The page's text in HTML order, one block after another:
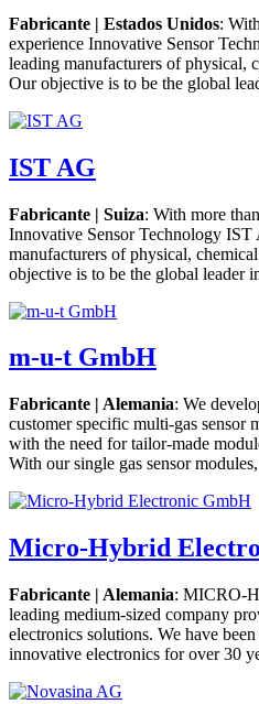
Fabricante | Estados Unidos:
experience Innovative Sensor
leading manufacturers of physical,
Our objective is to be the global
IST AG
Fabricante | Suiza: With more
Innovative Sensor Technology
manufacturers of physical,
objective is to be the global leader
m-u-t GmbH
Fabricante | Alemania: We
customer specific multi-gas sensor
with the need for tailor-made
With our single gas sensor
Micro-Hybrid
Fabricante | Alemania: MICRO-
leading medium-sized company
electronics solutions. We have
innovative electronics for over 30